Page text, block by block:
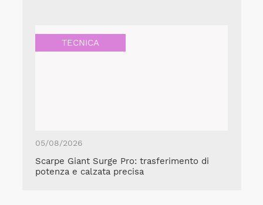
TECNICA
05/08/2026
Scarpe Giant Surge Pro: trasferimento di
potenza e calzata precisa